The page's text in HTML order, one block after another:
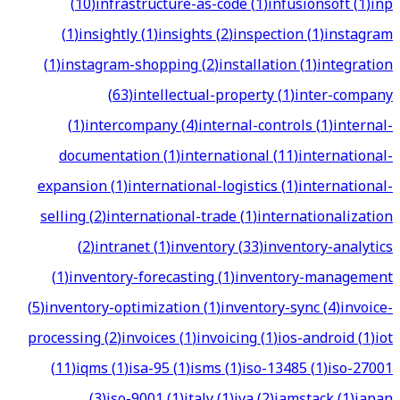
(1)insightly(1)insights(2)inspection(1)instagram
(1)instagram-shopping(2)installation(1)integration
(63)intellectual-property(1)inter-company
(1)intercompany(4)internal-controls(1)internal-
documentation(1)international(11)international-
expansion(1)international-logistics(1)international-
selling(2)international-trade(1)internationalization
(2)intranet(1)inventory(33)inventory-analytics
(1)inventory-forecasting(1)inventory-management
(5)inventory-optimization(1)inventory-sync(4)invoice-
processing(2)invoices(1)invoicing(1)ios-android(1)iot
(11)iqms(1)isa-95(1)isms(1)iso-13485(1)iso-27001